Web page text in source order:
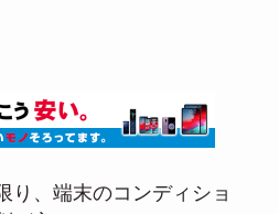
り、端末のコンディショ